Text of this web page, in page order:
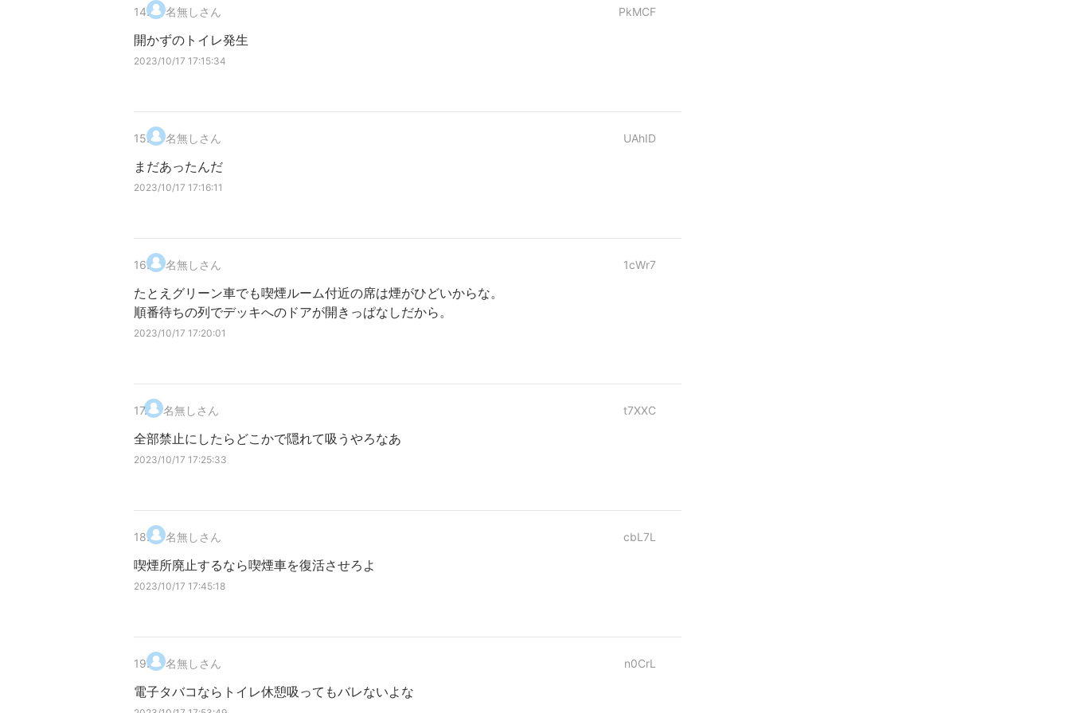
14. 名無しさん PkMCF
開かずのトイレ発生
2023/10/17 17:15:34
15. 名無しさん UAhID
まだあったんだ
2023/10/17 17:16:11
16. 名無しさん 1cWr7
たとえグリーン車でも喫煙ルーム付近の席は煙がひどいからな。
順番待ちの列でデッキへのドアが開きっぱなしだから。
2023/10/17 17:20:01
17. 名無しさん t7XXC
全部禁止にしたらどこかで隠れて吸うやろなあ
2023/10/17 17:25:33
18. 名無しさん cbL7L
喫煙所廃止するなら喫煙車を復活させろよ
2023/10/17 17:45:18
19. 名無しさん n0CrL
電子タバコならトイレ休憩吸ってもバレないよな